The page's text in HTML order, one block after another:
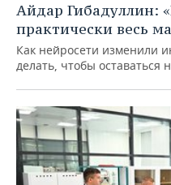
Айдар Гибадуллин:
практически весь
Как нейросети изменили
делать, чтобы оставаться